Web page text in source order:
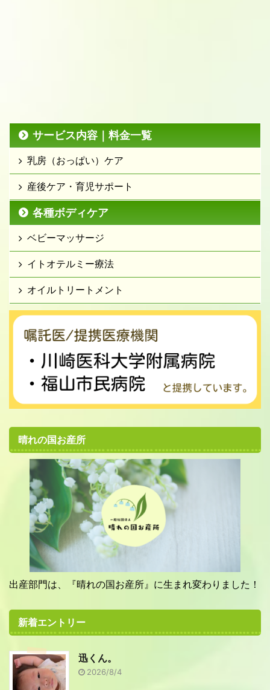
サービス内容｜料金一覧
乳房（おっぱい）ケア
産後ケア・育児サポート
各種ボディケア
ベビーマッサージ
イトオテルミー療法
オイルトリートメント
晴れの国お産所
出産部門は、『晴れの国お産所』に生まれ変わりました！
新着エントリー
迅くん。
2026/8/4